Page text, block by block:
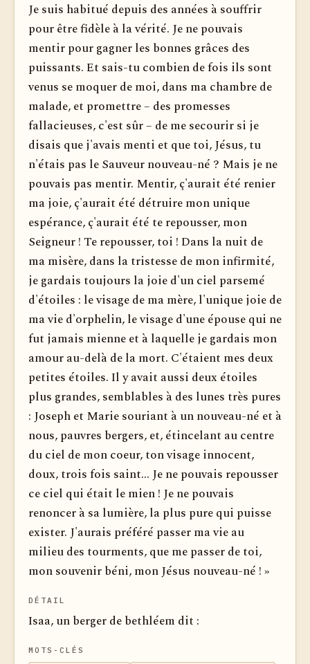
Je suis habitué depuis des années à souffrir
pour être fidèle à la vérité. Je ne pouvais
mentir pour gagner les bonnes grâces des
puissants. Et sais-tu combien de fois ils sont
venus se moquer de moi, dans ma chambre de
malade, et promettre – des promesses
fallacieuses, c'est sûr – de me secourir si je
disais que j'avais menti et que toi, Jésus, tu
n'étais pas le Sauveur nouveau-né ? Mais je ne
pouvais pas mentir. Mentir, ç'aurait été renier
ma joie, ç'aurait été détruire mon unique
espérance, ç'aurait été te repousser, mon
Seigneur ! Te repousser, toi ! Dans la nuit de
ma misère, dans la tristesse de mon infirmité,
je gardais toujours la joie d'un ciel parsemé
d'étoiles : le visage de ma mère, l'unique joie de
ma vie d'orphelin, le visage d'une épouse qui ne
fut jamais mienne et à laquelle je gardais mon
amour au-delà de la mort. C'étaient mes deux
petites étoiles. Il y avait aussi deux étoiles
plus grandes, semblables à des lunes très pures
: Joseph et Marie souriant à un nouveau-né et à
nous, pauvres bergers, et, étincelant au centre
du ciel de mon coeur, ton visage innocent,
doux, trois fois saint... Je ne pouvais repousser
ce ciel qui était le mien ! Je ne pouvais
renoncer à sa lumière, la plus pure qui puisse
exister. J'aurais préféré passer ma vie au
milieu des tourments, que me passer de toi,
mon souvenir béni, mon Jésus nouveau-né ! »
DÉTAIL
Isaa, un berger de bethléem dit :
MOTS-CLÉS